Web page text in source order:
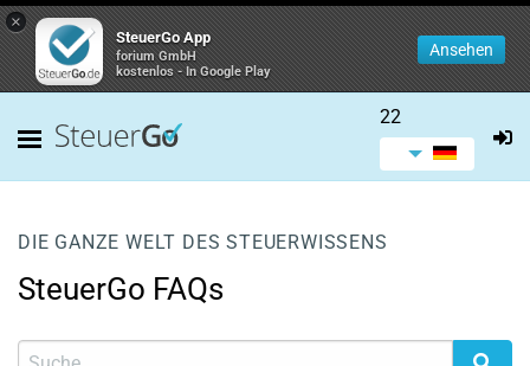
×
SteuerGo App
forium GmbH
kostenlos - In Google Play
Ansehen
22
DIE GANZE WELT DES STEUERWISSENS
SteuerGo FAQs